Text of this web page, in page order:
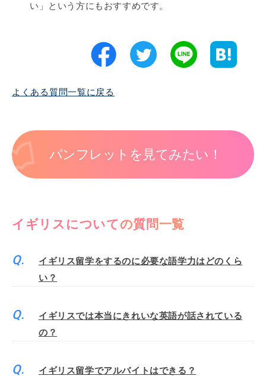
い」という方にもおすすめです。
よくある質問一覧に戻る
パンフレットを見てみたい！
イギリスについての質問一覧
イギリス留学をするのに必要な語学力はどのくら
い？
イギリスでは本当にきれいな英語が話されている
の？
イギリス留学でアルバイトはできる？